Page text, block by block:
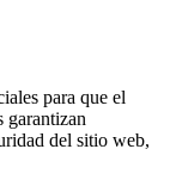
para que el
garantizan
del sitio web,